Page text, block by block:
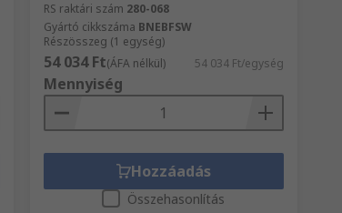
RS raktári szám 280-068
Gyártó cikkszáma BNEBFSW
Részösszeg (1 egység)
54 034 Ft(ÁFA nélkül) 54 034 Ft/egység
Mennyiség
Hozzáadás
Összehasonlítás